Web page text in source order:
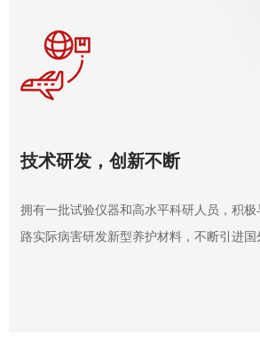
技术研发，创新不断
拥有一批试验仪器和高水平科研人员，积
路实际病害研发新型养护材料，不断引进国